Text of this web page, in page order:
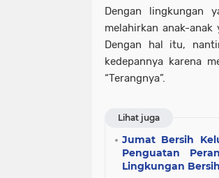
Dengan lingkungan
melahirkan anak-
Dengan hal itu,
kedepannya karena
“Terangnya”.
Lihat juga
Jumat Bersih
Penguatan
Lingkungan